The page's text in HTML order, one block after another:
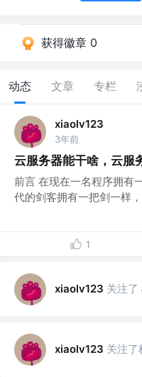
获得徽章 0
动态 文章 专栏
xiaolv123
3年前
云服务器能干啥，云服
前言 在现在一名程序拥有
代的剑客拥有一把剑一样
1
xiaolv123 关注了
xiaolv123 关注了